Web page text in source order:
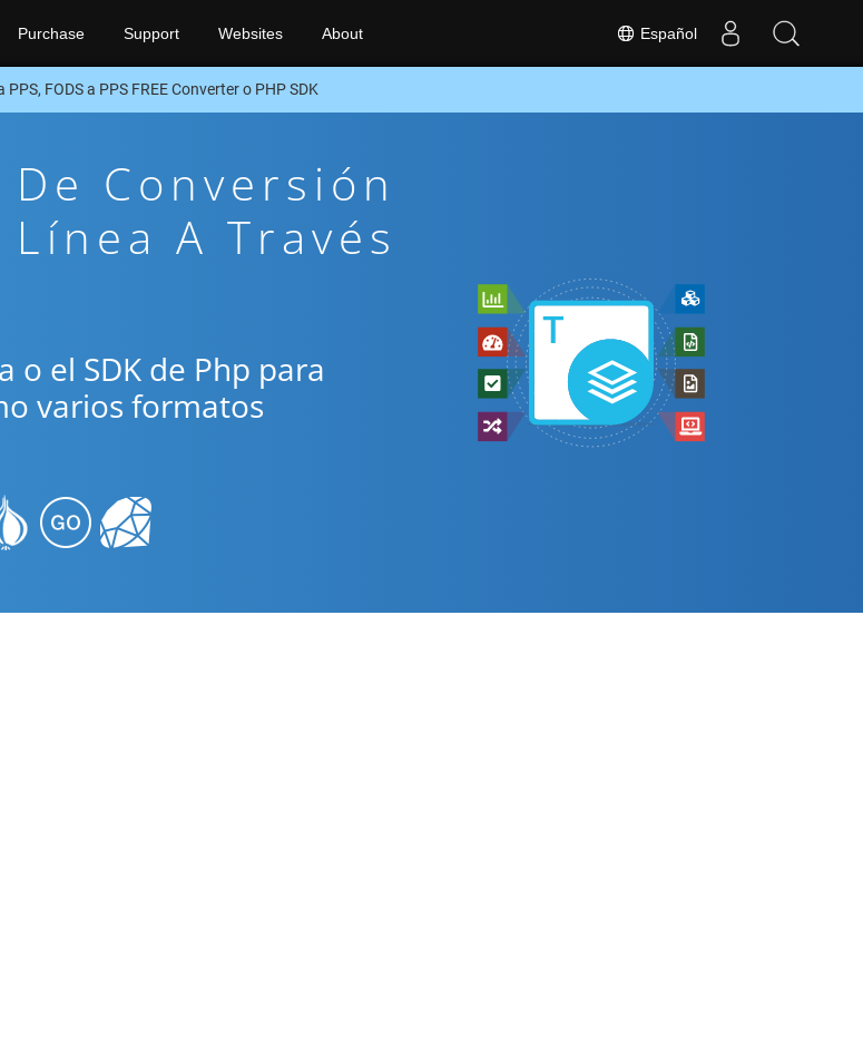
Español
Purchase Support Websites About
PPS, FODS a PPS FREE Converter o PHP SDK
Conversión
Línea A Través
el SDK de Php para
varios formatos